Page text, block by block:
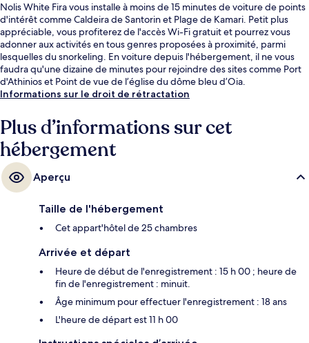
Nolis White Fira vous installe à moins de 15 minutes de voiture de points
d'intérêt comme Caldeira de Santorin et Plage de Kamari. Petit plus
appréciable, vous profiterez de l'accès Wi-Fi gratuit et pourrez vous
adonner aux activités en tous genres proposées à proximité, parmi
lesquelles du snorkeling. En voiture depuis l'hébergement, il ne vous
faudra qu'une dizaine de minutes pour rejoindre des sites comme Port
d'Athinios et Point de vue de l’église du dôme bleu d’Oia.
Informations sur le droit de rétractation
Plus d’informations sur cet
hébergement
Aperçu
Taille de l'hébergement
Cet appart'hôtel de 25 chambres
Arrivée et départ
Heure de début de l'enregistrement : 15 h 00 ; heure de
fin de l'enregistrement : minuit.
Âge minimum pour effectuer l'enregistrement : 18 ans
L'heure de départ est 11 h 00